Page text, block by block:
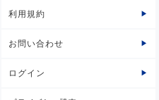
利用規約
お問い合わせ
ログイン